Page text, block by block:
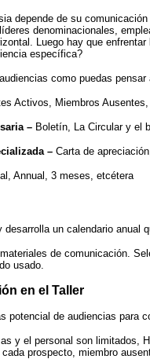
depende de su comunicación
denominacionales,
Luego hay que
específica?
como puedas
Activos, Miembros
– Boletín, La Circular y el
– Carta de
Annual, 3 meses, etcétera
desarrolla un calendario anual
de comunicación.
usado.
en el Taller
potencial de audiencias para
y el personal son limitados,
prospecto, miembro